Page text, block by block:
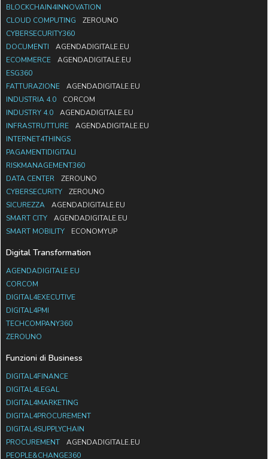
BLOCKCHAIN4INNOVATION
CLOUD COMPUTING
ZEROUNO
CYBERSECURITY360
DOCUMENTI
AGENDADIGITALE.EU
ECOMMERCE
AGENDADIGITALE.EU
ESG360
FATTURAZIONE
AGENDADIGITALE.EU
INDUSTRIA 4.0
CORCOM
INDUSTRY 4.0
AGENDADIGITALE.EU
INFRASTRUTTURE
AGENDADIGITALE.EU
INTERNET4THINGS
PAGAMENTIDIGITALI
RISKMANAGEMENT360
DATA CENTER
ZEROUNO
CYBERSECURITY
ZEROUNO
SICUREZZA
AGENDADIGITALE.EU
SMART CITY
AGENDADIGITALE.EU
SMART MOBILITY
ECONOMYUP
Digital Transformation
AGENDADIGITALE.EU
CORCOM
DIGITAL4EXECUTIVE
DIGITAL4PMI
TECHCOMPANY360
ZEROUNO
Funzioni di Business
DIGITAL4FINANCE
DIGITAL4LEGAL
DIGITAL4MARKETING
DIGITAL4PROCUREMENT
DIGITAL4SUPPLYCHAIN
PROCUREMENT
AGENDADIGITALE.EU
PEOPLE&CHANGE360